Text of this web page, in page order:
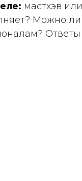
мастхэв
Можно ли